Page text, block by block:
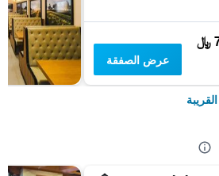
عرض الصفقة